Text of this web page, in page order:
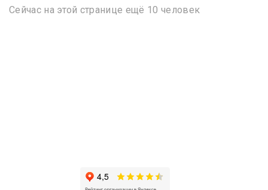
Сейчас на этой странице ещё 10 человек